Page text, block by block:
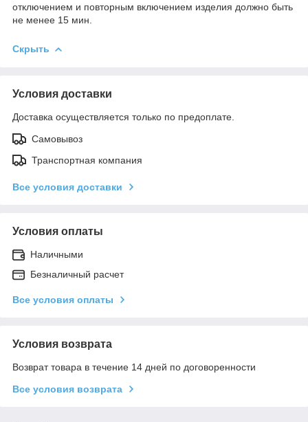
отключением и повторным включением изделия должно быть
не менее 15 мин.
Скрыть
Условия доставки
Доставка осуществляется только по предоплате.
Самовывоз
Транспортная компания
Все условия доставки
Условия оплаты
Наличными
Безналичный расчет
Все условия оплаты
Условия возврата
Возврат товара в течение 14 дней по договоренности
Все условия возврата